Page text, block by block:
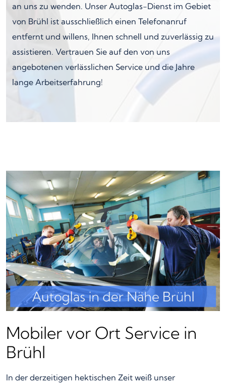
an uns zu wenden. Unser Autoglas-Dienst im Gebiet
von Brühl ist ausschließlich einen Telefonanruf
entfernt und willens, Ihnen schnell und zuverlässig zu
assistieren. Vertrauen Sie auf den von uns
angebotenen verlässlichen Service und die Jahre
lange Arbeitserfahrung!
Mobiler vor Ort Service in
Brühl
In der derzeitigen hektischen Zeit weiß unser